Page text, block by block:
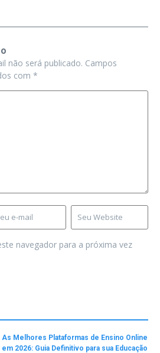
não será publicado. Campos
com *
navegador para a próxima vez
As Melhores Plataformas de Ensino Online
em 2026: Guia Definitivo para sua Educação